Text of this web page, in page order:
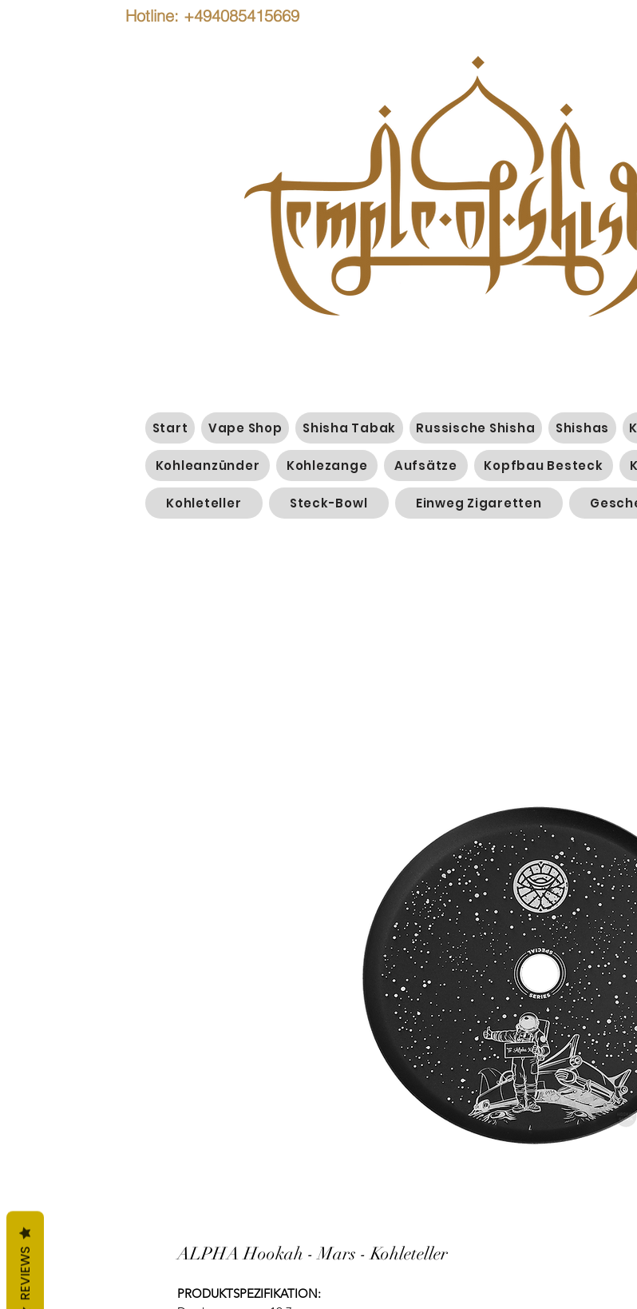
Hotline: +494085415669
Start Vape Shop Shisha Tabak Russische Shisha Shishas
Kohleanzünder Kohlezange Aufsätze Kopfbau Besteck
Kohleteller Steck-Bowl Einweg Zigaretten
ALPHA Hookah - Mars - Kohleteller
PRODUKTSPEZIFIKATION:
REVIEWS